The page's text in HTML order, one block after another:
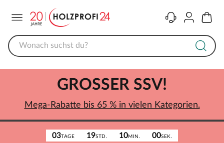
KontaktKonto
03TAGE 19STD. 10MIN. 00SEK.
GROSSER SSV!
Mega-Rabatte bis 65 % in vielen Kategorien.